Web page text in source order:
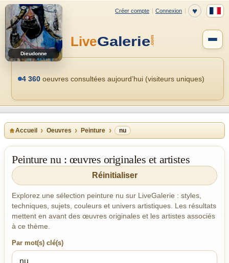
Dieudonne
4 360 oeuvres consultées aujourd’hui (visiteurs uniques)
Accueil Oeuvres Peinture nu
Peinture nu : œuvres originales et artistes
Réinitialiser
Explorez une sélection peinture nu sur LiveGalerie : styles,
techniques, sujets, couleurs et univers artistiques. Les résultats
mettent en avant des œuvres originales et les artistes associés
à ce thème.
Par mot(s) clé(s)